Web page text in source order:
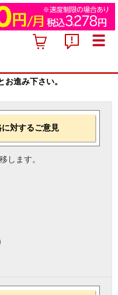
進み下さい。
対するご意見
します。